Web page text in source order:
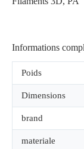
COULEUR
Informations
Poids
Dimensions
brand
materiale